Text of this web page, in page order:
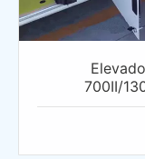
700II/